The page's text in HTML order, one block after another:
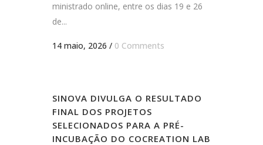
ministrado online, entre os dias 19 e 26
de...
14 maio, 2026 / 0 Comments
SINOVA DIVULGA O RESULTADO
FINAL DOS PROJETOS
SELECIONADOS PARA A PRÉ-
INCUBAÇÃO DO COCREATION LAB